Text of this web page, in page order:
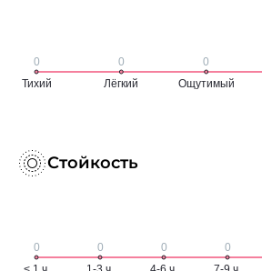
Стойкость